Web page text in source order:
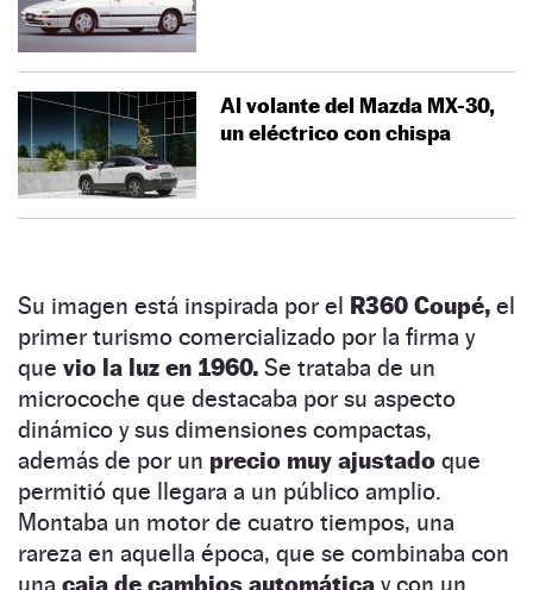
Al volante del Mazda MX-30,
un eléctrico con chispa
Su imagen está inspirada por el R360 Coupé, el
primer turismo comercializado por la firma y
que vio la luz en 1960. Se trataba de un
microcoche que destacaba por su aspecto
dinámico y sus dimensiones compactas,
además de por un precio muy ajustado que
permitió que llegara a un público amplio.
Montaba un motor de cuatro tiempos, una
rareza en aquella época, que se combinaba con
una caja de cambios automática y con un